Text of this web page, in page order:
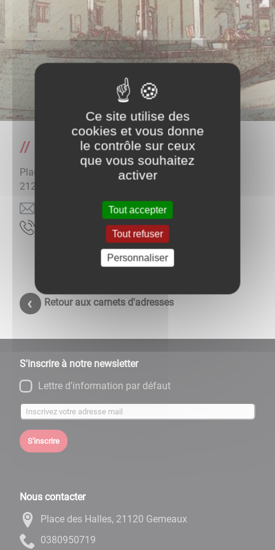
Mairie de Gemeaux
Place des Halles
21210
rf.xuaemeg@eiriam
Retour aux carnets d'adresses
S'inscrire à notre newsletter
Lettre d'information par défaut
S'inscrire
Nous contacter
Place des Halles, 21120 Gemeaux
9170590830
Ce site utilise des
cookies et vous donne
le contrôle sur ceux
que vous souhaitez
activer
Tout accepter
Tout refuser
Personnaliser